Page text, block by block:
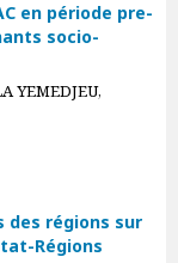
en période pre-
socio-
YEMEDJEU,
régions sur
Régions